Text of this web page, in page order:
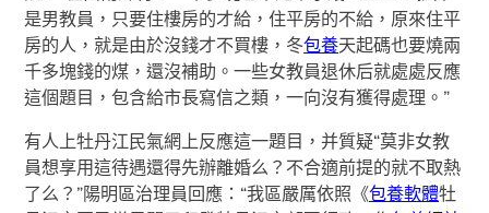
是男教員，只要住樓房的才給，住平房的不給，原來住平
房的人，就是由於沒錢才不買樓，冬包養天起碼也要燒兩
千多塊錢的煤，還沒補助。一些女教員退休后就處處反應
這個題目，包含給市長寫信之類，一向沒有獲得處理。”
有人上牡丹江民氣網上反應這一題目，并質疑“莫非女教
員想享用這待遇還得先辦離婚么？不合適前提的就不取熱
了么？”陽明區治理員回應：“我區嚴厲依照《包養軟體牡